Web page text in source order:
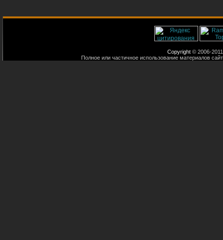
Copyright © 2006-
Полное или частичное использование материалов